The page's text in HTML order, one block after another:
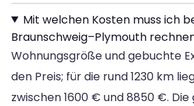
Mit welchen Kosten muss ich
Braunschweig–Plymouth
Wohnungsgröße und gebuchte
den Preis; für die rund 1230 km
zwischen 1600 € und 8850 €.